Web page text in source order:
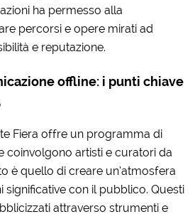
ha permesso alla
percorsi e opere mirati ad
e reputazione.
offline: i punti chiave
Fiera offre un programma di
coinvolgono artisti e curatori da
è quello di creare un’atmosfera
significative con il pubblico. Questi
attraverso strumenti e